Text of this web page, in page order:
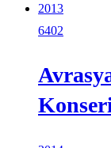
2013
6402